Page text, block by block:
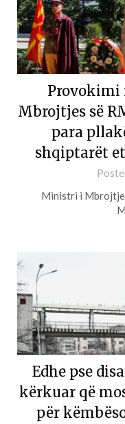
Provokimi
Mbrojtjes së
para
shqiptarët
Ministri i
Edhe pse
kërkuar që
për